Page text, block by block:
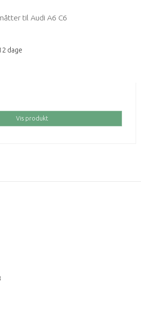
til Audi A6 C6
dage
Vis produkt